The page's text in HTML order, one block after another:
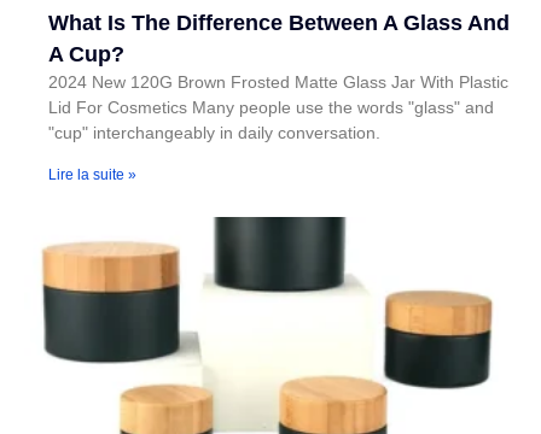
What Is The Difference Between A Glass And
A Cup?
2024 New 120G Brown Frosted Matte Glass Jar With Plastic
Lid For Cosmetics Many people use the words "glass" and
"cup" interchangeably in daily conversation.
Lire la suite »